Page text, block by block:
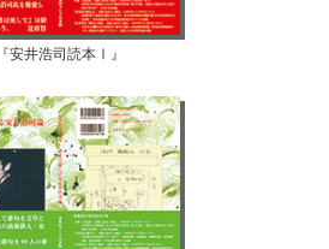
『安井浩司読本Ⅰ』